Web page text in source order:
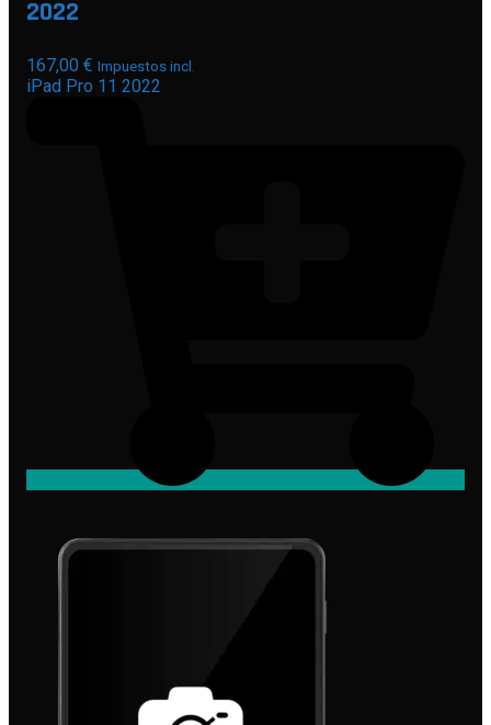
2022
167,00 € Impuestos incl.
iPad Pro 11 2022